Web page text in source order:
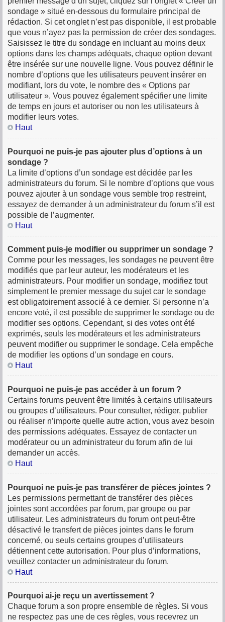
sondage » situé en-dessous du formulaire principal de
rédaction. Si cet onglet n’est pas disponible, il est probable
que vous n’ayez pas la permission de créer des sondages.
Saisissez le titre du sondage en incluant au moins deux
options dans les champs adéquats, chaque option devant
être insérée sur une nouvelle ligne. Vous pouvez définir le
nombre d’options que les utilisateurs peuvent insérer en
modifiant, lors du vote, le nombre des « Options par
utilisateur ». Vous pouvez également spécifier une limite
de temps en jours et autoriser ou non les utilisateurs à
modifier leurs votes.
Haut
Pourquoi ne puis-je pas ajouter plus d’options à un
sondage ?
La limite d’options d’un sondage est décidée par les
administrateurs du forum. Si le nombre d’options que vous
pouvez ajouter à un sondage vous semble trop restreint,
essayez de demander à un administrateur du forum s’il est
possible de l’augmenter.
Haut
Comment puis-je modifier ou supprimer un sondage ?
Comme pour les messages, les sondages ne peuvent être
modifiés que par leur auteur, les modérateurs et les
administrateurs. Pour modifier un sondage, modifiez tout
simplement le premier message du sujet car le sondage
est obligatoirement associé à ce dernier. Si personne n’a
encore voté, il est possible de supprimer le sondage ou de
modifier ses options. Cependant, si des votes ont été
exprimés, seuls les modérateurs et les administrateurs
peuvent modifier ou supprimer le sondage. Cela empêche
de modifier les options d’un sondage en cours.
Haut
Pourquoi ne puis-je pas accéder à un forum ?
Certains forums peuvent être limités à certains utilisateurs
ou groupes d’utilisateurs. Pour consulter, rédiger, publier
ou réaliser n’importe quelle autre action, vous avez besoin
des permissions adéquates. Essayez de contacter un
modérateur ou un administrateur du forum afin de lui
demander un accès.
Haut
Pourquoi ne puis-je pas transférer de pièces jointes ?
Les permissions permettant de transférer des pièces
jointes sont accordées par forum, par groupe ou par
utilisateur. Les administrateurs du forum ont peut-être
désactivé le transfert de pièces jointes dans le forum
concerné, ou seuls certains groupes d’utilisateurs
détiennent cette autorisation. Pour plus d’informations,
veuillez contacter un administrateur du forum.
Haut
Pourquoi ai-je reçu un avertissement ?
Chaque forum a son propre ensemble de règles. Si vous
ne respectez pas une de ces règles, vous recevrez un